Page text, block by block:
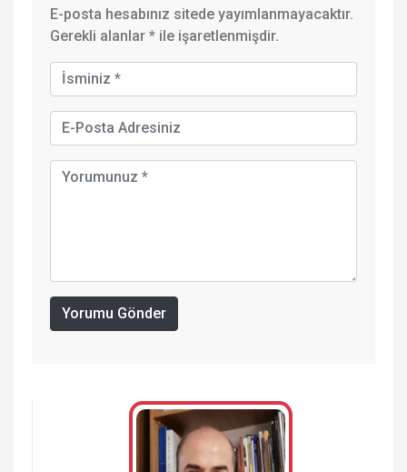
E-posta hesabınız sitede yayımlanmayacaktır.
Gerekli alanlar * ile işaretlenmişdir.
Yorumu Gönder